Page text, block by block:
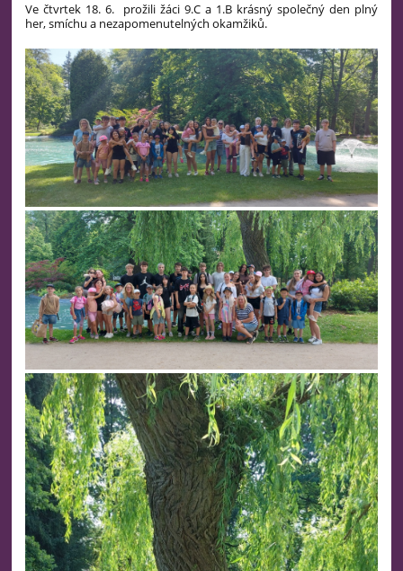
Ve čtvrtek 18. 6. prožili žáci 9.C a 1.B krásný společný den plný
her, smíchu a nezapomenutelných okamžiků.